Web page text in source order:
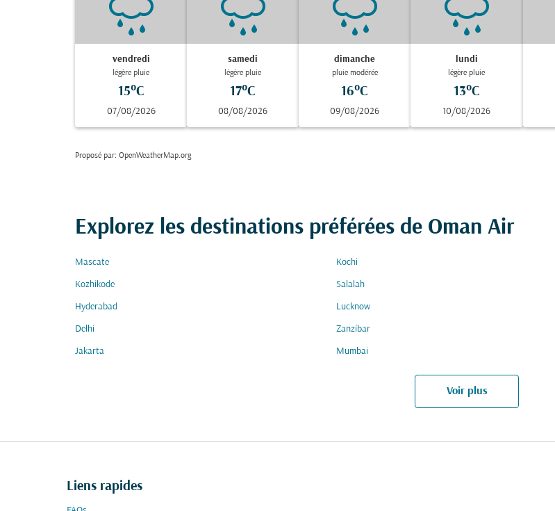
vendredi
légère pluie
15°C
07/08/2026
samedi
légère pluie
17°C
08/08/2026
dimanche
pluie modérée
16°C
09/08/2026
lundi
légère pluie
13°C
10/08/2026
Proposé par: OpenWeatherMap.org
Explorez les destinations préférées de Oman Air
Mascate Kochi
Kozhikode Salalah
Hyderabad Lucknow
Delhi Zanzíbar
Jakarta Mumbai
Voir plus
Liens rapides